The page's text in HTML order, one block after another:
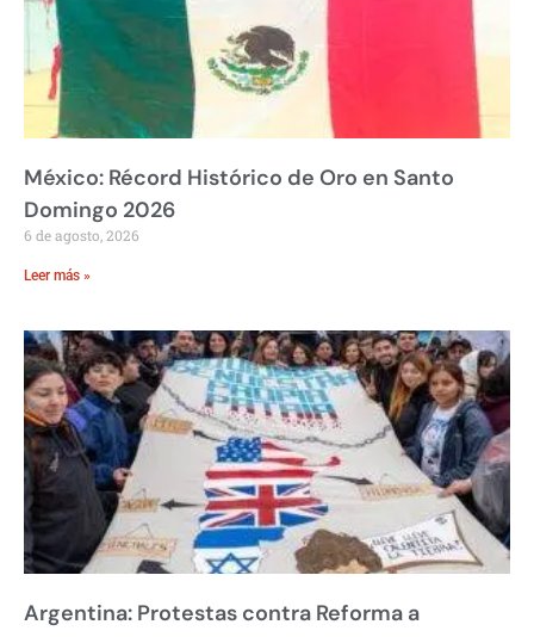
México: Récord Histórico de Oro en Santo
Domingo 2026
6 de agosto, 2026
Leer más »
Argentina: Protestas contra Reforma a